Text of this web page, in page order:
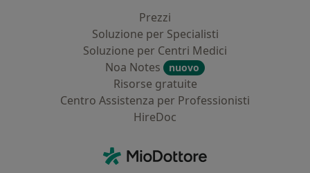
Prezzi
Soluzione per Specialisti
Soluzione per Centri Medici
Noa Notes
nuovo
Risorse gratuite
Centro Assistenza per Professionisti
HireDoc
MioDottore - Homepage